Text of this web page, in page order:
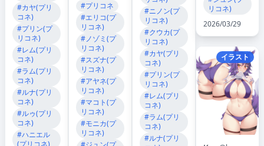
#カヤ(プリ
コネ)
#プリン(プ
リコネ)
#レム(プリ
コネ)
#ラム(プリ
コネ)
#ルナ(プリ
コネ)
#ルゥ(プリ
コネ)
#ハニエル
(プリコネ)
#プリコネ
#エリコ(プ
リコネ)
#ノゾミ(プ
リコネ)
#スズナ(プ
リコネ)
#アヤネ(プ
リコネ)
#マコト(プ
リコネ)
#モニカ(プ
リコネ)
#ニノン(プ
リコネ)
#クウカ(プ
リコネ)
#カヤ(プリ
コネ)
#プリン(プ
リコネ)
#レム(プリ
コネ)
#ラム(プリ
コネ)
#ルナ(プリ
リコネ)
2026/03/29
イラスト